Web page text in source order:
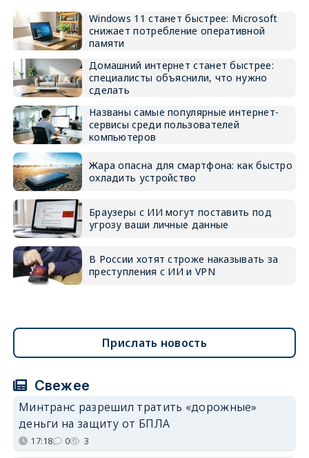
Windows 11 станет быстрее: Microsoft
снижает потребление оперативной
памяти
Домашний интернет станет быстрее:
специалисты объяснили, что нужно
сделать
Названы самые популярные интернет-
сервисы среди пользователей
компьютеров
Жара опасна для смартфона: как быстро
охладить устройство
Браузеры с ИИ могут поставить под
угрозу ваши личные данные
В России хотят строже наказывать за
преступления с ИИ и VPN
Прислать новость
Свежее
Минтранс разрешил тратить «дорожные»
деньги на защиту от БПЛА
17:18 0 3